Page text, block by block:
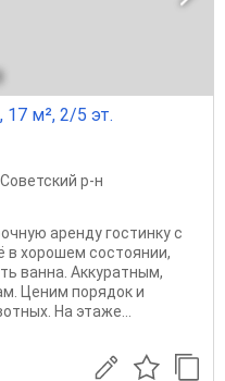
17 м², 2/5 эт.
Советский р-н
аренду гостинку с
в хорошем состоянии,
ванна. Аккуратным,
Ценим порядок и
На этаже...